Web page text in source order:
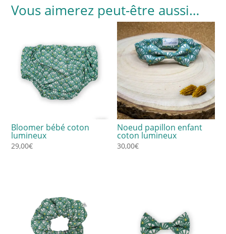
Vous aimerez peut-être aussi…
Bloomer bébé coton
lumineux
29,00€
Noeud papillon enfant
coton lumineux
30,00€